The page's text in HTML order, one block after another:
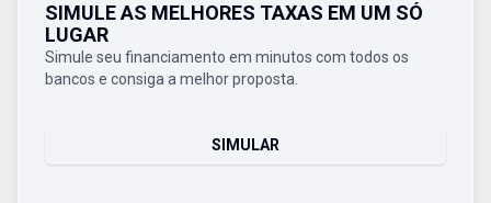
SIMULE AS MELHORES TAXAS EM UM SÓ
LUGAR
Simule seu financiamento em minutos com todos os
bancos e consiga a melhor proposta.
SIMULAR